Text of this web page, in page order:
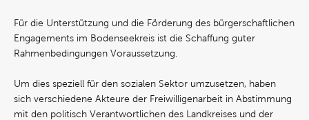
Für die Unterstützung und die Förderung des bürgerschaftlichen
Engagements im Bodenseekreis ist die Schaffung guter
Rahmenbedingungen Voraussetzung.
Um dies speziell für den sozialen Sektor umzusetzen, haben
sich verschiedene Akteure der Freiwilligenarbeit in Abstimmung
mit den politisch Verantwortlichen des Landkreises und der